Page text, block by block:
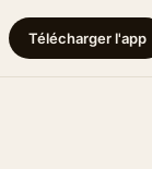
Télécharger l'app